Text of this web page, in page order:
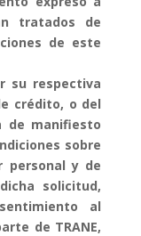
tratados de
de este
su respectiva
crédito, o del
de manifiesto
sobre
personal y de
solicitud,
al
de TRANE,